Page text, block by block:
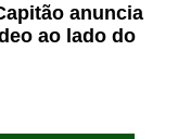
anuncia
ao lado do